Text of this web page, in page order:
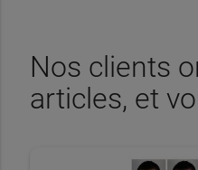
Nos clients
articles, et